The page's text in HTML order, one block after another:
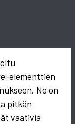
elementtien
Ne on
pitkän
vaativia